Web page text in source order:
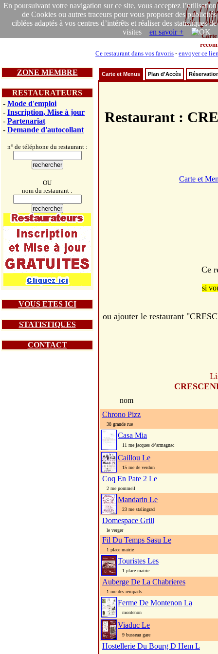
En poursuivant votre navigation sur ce site, vous acceptez l’utilisation
de Cookies ou autres traceurs pour vous proposer des publicités
ciblées adaptés à vos centres d’intérêts et réaliser des statistiques de
visites en savoir +
Carte
Ce restaurant dans vos favoris - envoyer ce
ZONE MEMBRE
RESTAURATEURS
- Mode d'emploi
- Inscription, Mise à jour
- Partenariat
- Demande d'autocollant
n° de téléphone du restaurant :
OU
nom du restaurant :
VOUS ETES ICI
STATISTIQUES
CONTACT
Carte et Menus Plan d'Accès
Restaurant :
Carte et
Ce
si
ou ajouter le restaurant
nom
Chrono Pizz
38 grande rue
Casa Mia
11 rue jacques d\'armagnac
Caillou Le
15 rue de verdun
Coq En Pate 2 Le
2 rue pommeil
Mandarin Le
23 rue stalingrad
Domespace Grill
le verger
Fil Du Temps Sasu Le
1 place mairie
Touristes Les
1 place mairie
Auberge De La Chabrieres
1 rue des remparts
Ferme De Montenon La
montenon
Viaduc Le
9 busseau gare
Hostellerie Du Bourg D Hem L